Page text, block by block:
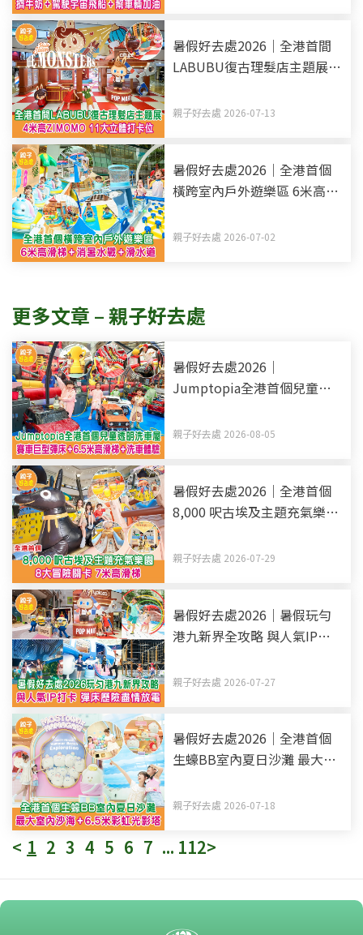
暑假好去處2026｜全港首間
LABUBU復古理髮店主題展 4
位
親子好去處 2026-07-13
暑假好去處2026｜全港首個
橫跨室內戶外遊樂區 6米高滑
親子好去處 2026-07-02
更多文章 – 親子好去處
暑假好去處2026｜
Jumptopia全港首個兒童透
米高滑梯+洗車體驗
親子好去處 2026-08-05
暑假好去處2026｜全港首個
8,000 呎古埃及主題充氣樂園
親子好去處 2026-07-29
暑假好去處2026｜暑假玩勻
港九新界全攻略 與人氣IP打
更新）
親子好去處 2026-07-27
暑假好去處2026｜全港首個
生蠔BB室內夏日沙灘 最大室
親子好去處 2026-07-18
< 1 2 3 4 5 6 7 ... 112>